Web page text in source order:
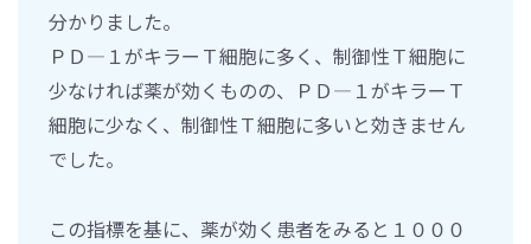
分かりました。
ＰＤ―１がキラーＴ細胞に多く、制御性Ｔ細胞に
少なければ薬が効くものの、ＰＤ―１がキラーＴ
細胞に少なく、制御性Ｔ細胞に多いと効きません
でした。
この指標を基に、薬が効く患者をみると１０００